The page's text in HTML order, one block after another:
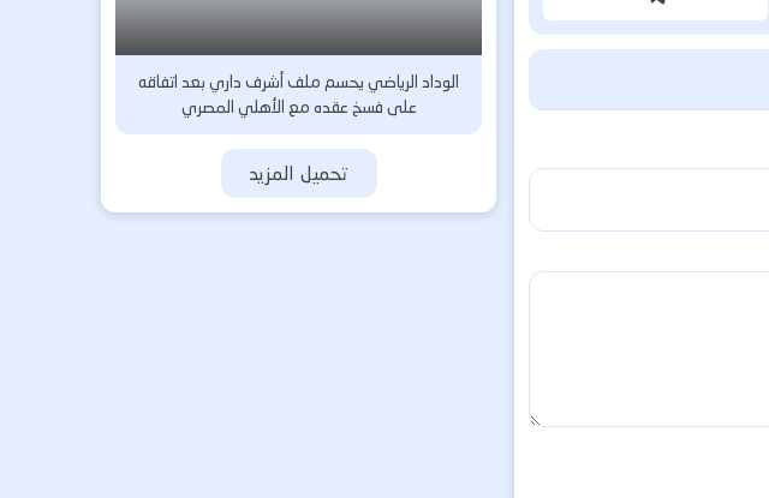
الوداد الرياضي يحسم ملف أشرف داري بعد اتفاقه
على فسخ عقده مع الأهلي المصري
تحميل المزيد